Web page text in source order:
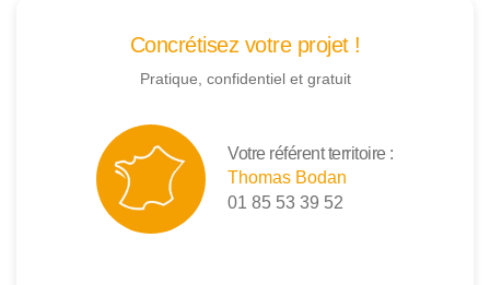
Concrétisez votre projet !
Pratique, confidentiel et gratuit
Votre référent territoire :
Thomas Bodan
01 85 53 39 52